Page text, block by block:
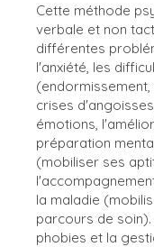
Cette méthode
verbale et non
différentes
l'anxiété, les
crises
émotions,
préparation
(mobiliser ses
la maladie
parcours de
phobies et la